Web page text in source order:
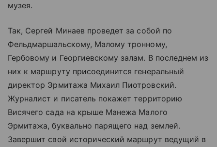
музея.
Так, Сергей Минаев проведет за собой по
Фельдмаршальскому, Малому тронному,
Гербовому и Георгиевскому залам. В последнем из
них к маршруту присоединится генеральный
директор Эрмитажа Михаил Пиотровский.
Журналист и писатель покажет территорию
Висячего сада на крыше Манежа Малого
Эрмитажа, буквально парящего над землей.
Завершит свой исторический маршрут ведущий в